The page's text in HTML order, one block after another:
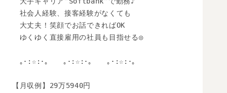
社会人経験、接客経験がなくても
大丈夫！笑顔でお話できればOK
ゆくゆく直接雇用の社員も目指せる◎
｡･:☆:･｡　　｡･:☆:･｡　　｡･:☆:･｡
【月収例】29万5940円